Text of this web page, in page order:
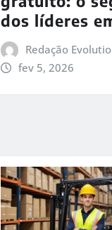
dos líderes
Redação
fev 5, 2026